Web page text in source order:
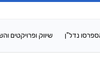
נדל"ן שיווק ופרויקטים